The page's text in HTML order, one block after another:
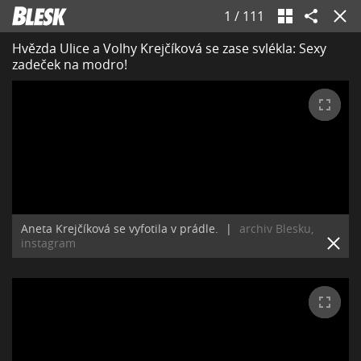
1 / 111
Hvězda Ulice a Volhy Krejčíková se zase svlékla: Sexy
zadeček na modro!
Aneta Krejčíková se vyfotila v prádle. |
archiv Blesku,
instagram